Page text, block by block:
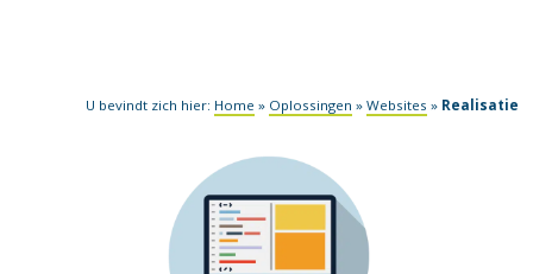
U bevindt zich hier: Home » Oplossingen » Websites » Realisatie